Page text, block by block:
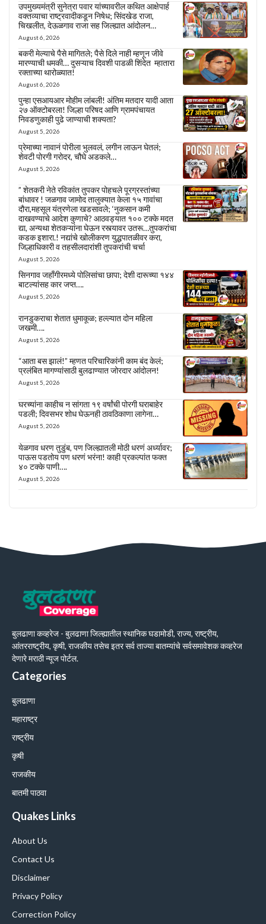
उपमुख्यमंत्री सुनेत्रा पवार यांच्यावरील कथित आक्षेपार्ह
वक्तव्याचा राष्ट्रवादीकडून निषेध; सिंदखेड राजा,
चिखलीत, देऊळगाव राजा सह जिल्ह्यात आंदोलन…
August 6, 2026
बकरी मेल्याचे पैसे मागितले; पैसे दिले नाही म्हणून जीवे
मारण्याची धमकी… दुसऱ्याच दिवशी पाडळी शिंदेत म्हातारा
रक्ताच्या थारोळ्यात!
August 6, 2026
पुन्हा एसआयआर मोहीम लांबली! अंतिम मतदार यादी आता
२७ ऑक्टोबरला! जिल्हा परिषद आणि ग्रामपंचायत
निवडणुकाही पुढे जाण्याची शक्यता?
August 5, 2026
प्रेमाच्या नावानं पोरीला भुलवलं, लगीन लाऊन घेतलं;
शेवटी पोरगी गरोदर, चौघे अडकले…
August 5, 2026
” शेतकरी नेते रविकांत तुपकर पोहचले पूरग्रस्तांच्या
बांधावर ! जळगाव जामोद तालुक्यात केला १५ गावांचा
दौरा,महसूल यंत्रणेला खडसावले; ‘नुकसान कमी
दाखवण्याचे आदेश कुणाचे? आठवड्यात १०० टक्के मदत
द्या, अन्यथा शेतकऱ्यांना घेऊन रस्त्यावर उतरू…तुपकरांचा
कडक इशारा.! नद्यांचे खोलीकरण युद्धपातळीवर करा,
जिल्हाधिकारी व तहसीलदारांशी तुपकरांची चर्चा
August 5, 2026
सिनगाव जहाँगीरमध्ये पोलिसांचा छापा; देशी दारूच्या १४४
बाटल्यांसह कार जप्त….
August 5, 2026
रानडुकराचा शेतात धुमाकूळ; हल्ल्यात दोन महिला
जखमी….
August 5, 2026
“आता बस झालं!” म्हणत परिचारिकांनी काम बंद केलं;
प्रलंबित मागण्यांसाठी बुलढाण्यात जोरदार आंदोलन!
August 5, 2026
घरच्यांना काहीच न सांगता १९ वर्षांची पोरगी घराबाहेर
पडली; दिवसभर शोध घेऊनही ठावठिकाणा लागेना…
August 5, 2026
येळगाव धरण तुडुंब, पण जिल्ह्यातली मोठी धरणं अर्ध्यावर;
पाऊस पडतोय पण धरणं भरंना! काही प्रकल्पांत फक्त
४० टक्के पाणी….
August 5, 2026
बुलढाणा कव्हरेज - बुलढाणा जिल्ह्यातील स्थानिक घडामोडी, राज्य, राष्ट्रीय,
आंतरराष्ट्रीय, कृषी, राजकीय तसेच इतर सर्व ताज्या बातम्यांचे सर्वसमावेशक कव्हरेज
देणारे मराठी न्यूज पोर्टल.
Categories
बुलढाणा
महाराष्ट्र
राष्ट्रीय
कृषी
राजकीय
बातमी पाठवा
Quakes Links
About Us
Contact Us
Disclaimer
Privacy Policy
Correction Policy